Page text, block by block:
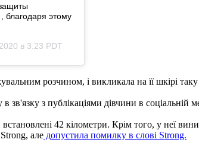
благодаря этому
в 3:23 PDT
розчином, і викликала на її шкірі
зв'язку з публікаціями дівчини в соціальній
42 кілометри. Крім того, у неї
але допустила помилку в слові Strong.